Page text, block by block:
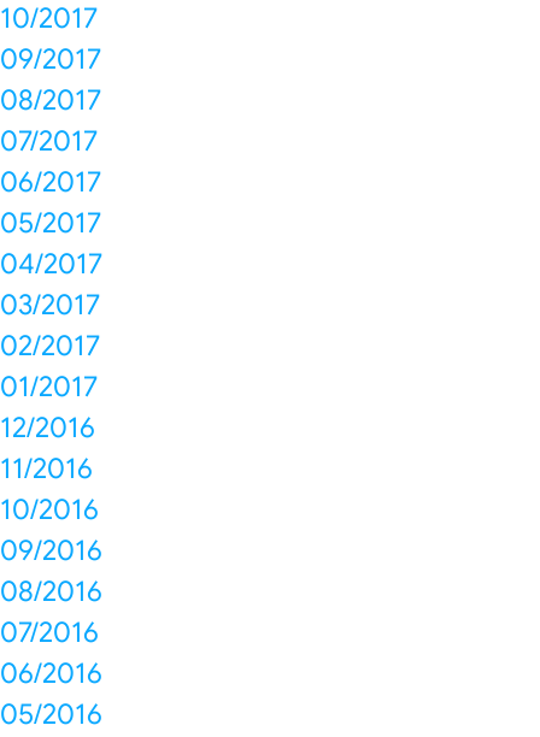
10/2017
09/2017
08/2017
07/2017
06/2017
05/2017
04/2017
03/2017
02/2017
01/2017
12/2016
11/2016
10/2016
09/2016
08/2016
07/2016
06/2016
05/2016